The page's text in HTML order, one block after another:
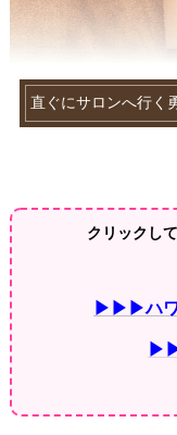
直ぐにサロンへ行く
クリックし
▶▶▶ハワ